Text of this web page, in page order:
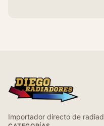
Importador directo de